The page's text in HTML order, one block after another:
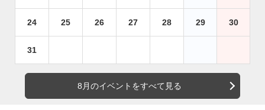
24 25 26 27 28 29 30
31
8月のイベントをすべて見る